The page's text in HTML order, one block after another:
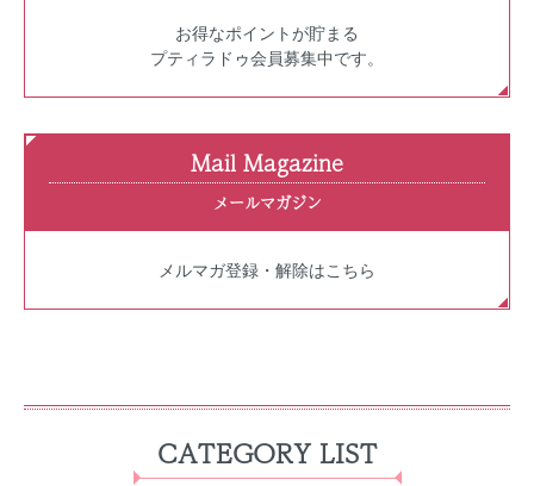
お得なポイントが貯まる
プティラドゥ会員募集中です。
Mail Magazine
メールマガジン
メルマガ登録・解除はこちら
CATEGORY LIST